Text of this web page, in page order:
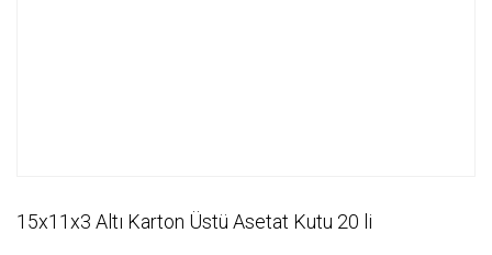
15x11x3 Altı Karton Üstü Asetat Kutu 20 li